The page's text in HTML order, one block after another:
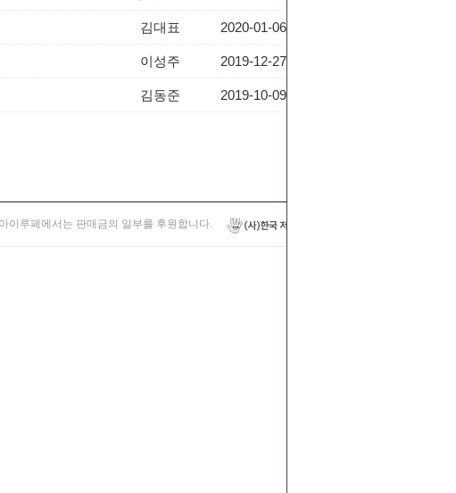
김대표 2020-01-06
이성주 2019-12-27
김동준 2019-10-09
아이루페에서는 판매금의 일부를 후원합니다.